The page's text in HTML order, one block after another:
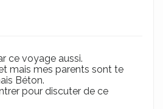
ce voyage aussi.
mais mes parents sont te
Béton.
pour discuter de ce